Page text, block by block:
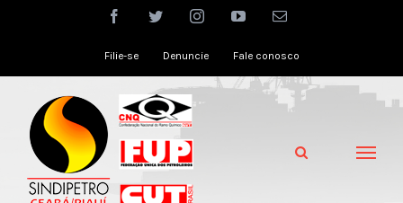
facebooktwitter instagramyoutubeEmail
Filie-se Denuncie Fale conosco